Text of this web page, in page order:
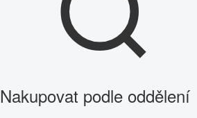
Nakupovat podle oddělení